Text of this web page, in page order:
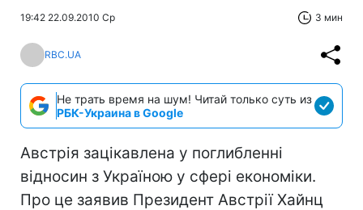
19:42 22.09.2010 Ср 3 мин
RBC.UA
Не трать время на шум! Читай только суть из
РБК-Украина в Google
Австрія зацікавлена у поглибленні
відносин з Україною у сфері економіки.
Про це заявив Президент Австрії Хайнц